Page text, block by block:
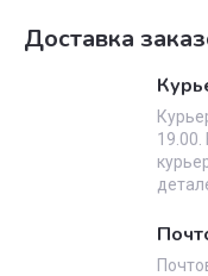
Доставка
19.00.